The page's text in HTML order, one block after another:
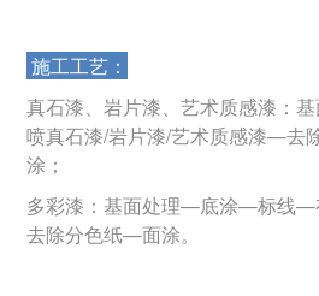
施工工艺：
真石漆、岩片漆、艺术质感漆
喷真石漆/岩片漆/艺术质感漆—去
涂；
多彩漆：基面处理—底涂—标线
去除分色纸—面涂。